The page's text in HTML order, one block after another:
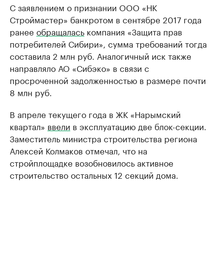
С заявлением о признании ООО «НК
Строймастер» банкротом в сентябре 2017 года
ранее обращалась компания «Защита прав
потребителей Сибири», сумма требований тогда
составила 2 млн руб. Аналогичный иск также
направляло АО «Сибэко» в связи с
просроченной задолженностью в размере почти
8 млн руб.
В апреле текущего года в ЖК «Нарымский
квартал» ввели в эксплуатацию две блок-секции.
Заместитель министра строительства региона
Алексей Колмаков отмечал, что на
стройплощадке возобновилось активное
строительство остальных 12 секций дома.